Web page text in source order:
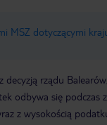
MSZ dotyczącymi
rządu
odbywa się podczas
z wysokością